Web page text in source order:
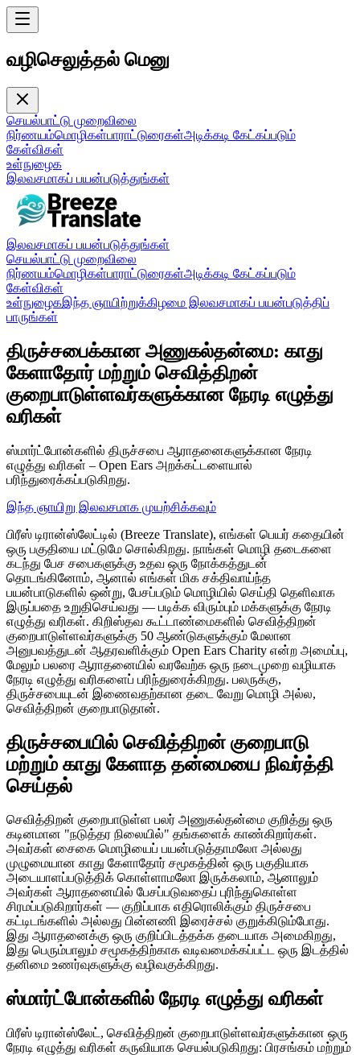
வழிசெலுத்தல் மெனு
செயல்பாட்டு முறைவிலை
நிர்ணயம்மொழிகள்பாராட்டுரைகள்அடிக்கடி கேட்கப்படும்
கேள்விகள்
உள்நுழைக
இலவசமாகப் பயன்படுத்துங்கள்
இலவசமாகப் பயன்படுத்துங்கள்
செயல்பாட்டு முறைவிலை
நிர்ணயம்மொழிகள்பாராட்டுரைகள்அடிக்கடி கேட்கப்படும்
கேள்விகள்
உள்நுழைகஇந்த ஞாயிற்றுக்கிழமை இலவசமாகப் பயன்படுத்திப்
பாருங்கள்
திருச்சபைக்கான அணுகல்தன்மை: காது
கேளாதோர் மற்றும் செவித்திறன்
குறைபாடுள்ளவர்களுக்கான நேரடி எழுத்து
வரிகள்
ஸ்மார்ட்போன்களில் திருச்சபை ஆராதனைகளுக்கான நேரடி
எழுத்து வரிகள் – Open Ears அறக்கட்டளையால்
பரிந்துரைக்கப்படுகிறது.
இந்த ஞாயிறு இலவசமாக முயற்சிக்கவும்
பிரீஸ் டிரான்ஸ்லேட்டில் (Breeze Translate), எங்கள் பெயர் கதையின்
ஒரு பகுதியை மட்டுமே சொல்கிறது. நாங்கள் மொழி தடைகளை
கடந்து பேச சபைகளுக்கு உதவ ஒரு நோக்கத்துடன்
தொடங்கினோம், ஆனால் எங்கள் மிக சக்திவாய்ந்த
பயன்பாடுகளில் ஒன்று, பேசப்படும் மொழியில் செய்தி தெளிவாக
இருப்பதை உறுதிசெய்வது — படிக்க விரும்பும் மக்களுக்கு நேரடி
எழுத்து வரிகள். கிறிஸ்தவ கூட்டாண்மைகளில் செவித்திறன்
குறைபாடுள்ளவர்களுக்கு 50 ஆண்டுகளுக்கும் மேலான
அனுபவத்துடன் ஆதரவளிக்கும் Open Ears Charity என்ற அமைப்பு,
மேலும் பலரை ஆராதனையில் வரவேற்க ஒரு நடைமுறை வழியாக
நேரடி எழுத்து வரிகளைப் பரிந்துரைக்கிறது. பலருக்கு,
திருச்சபையுடன் இணைவதற்கான தடை வேறு மொழி அல்ல,
செவித்திறன் குறைபாடுதான்.
திருச்சபையில் செவித்திறன் குறைபாடு
மற்றும் காது கேளாத தன்மையை நிவர்த்தி
செய்தல்
செவித்திறன் குறைபாடுள்ள பலர் அணுகல்தன்மை குறித்து ஒரு
கடினமான "நடுத்தர நிலையில்" தங்களைக் காண்கிறார்கள்.
அவர்கள் சைகை மொழியைப் பயன்படுத்தாமலோ அல்லது
முழுமையான காது கேளாதோர் சமூகத்தின் ஒரு பகுதியாக
அடையாளப்படுத்திக் கொள்ளாமலோ இருக்கலாம், ஆனாலும்
அவர்கள் ஆராதனையில் பேசப்படுவதைப் புரிந்துகொள்ள
சிரமப்படுகிறார்கள் — குறிப்பாக எதிரொலிக்கும் திருச்சபை
கட்டிடங்களில் அல்லது பின்னணி இரைச்சல் குறுக்கிடும்போது.
இது ஆராதனைக்கு ஒரு குறிப்பிடத்தக்க தடையாக அமைகிறது,
இது பெரும்பாலும் சமூகத்திற்காக வடிவமைக்கப்பட்ட ஒரு இடத்தில்
தனிமை உணர்வுகளுக்கு வழிவகுக்கிறது.
ஸ்மார்ட்போன்களில் நேரடி எழுத்து வரிகள்
பிரீஸ் டிரான்ஸ்லேட், செவித்திறன் குறைபாடுள்ளவர்களுக்கான ஒரு
நேரடி எழுத்து வரிகள் கருவியாக செயல்படுகிறது: பிரசங்கம் மற்றும்